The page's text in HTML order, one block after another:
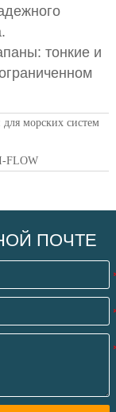
тонкие и
морских систем
FLOW
ПОЧТЕ